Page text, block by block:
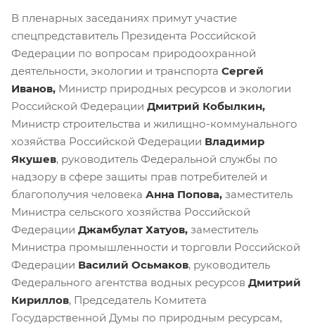
В пленарных заседаниях примут участие
спецпредставитель Президента Российской
Федерации по вопросам природоохранной
деятельности, экологии и транспорта Сергей
Иванов, Министр природных ресурсов и экологии
Российской Федерации Дмитрий Кобылкин,
Министр строительства и жилищно-коммунального
хозяйства Российской Федерации Владимир
Якушев, руководитель Федеральной службы по
надзору в сфере защиты прав потребителей и
благополучия человека Анна Попова, заместитель
Министра сельского хозяйства Российской
Федерации Джамбулат Хатуов, заместитель
Министра промышленности и торговли Российской
Федерации Василий Осьмаков, руководитель
Федерального агентства водных ресурсов Дмитрий
Кириллов, Председатель Комитета
Государственной Думы по природным ресурсам,